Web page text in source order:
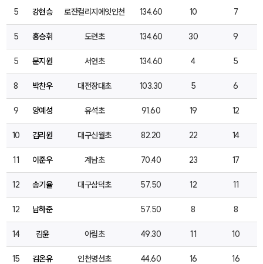
5 강현승 로잔컬리지에잇인천 134.60 10 7
5 홍승휘 도련초 134.60 30 9
5 문지원 서연초 134.60 4 5
8 박찬우 대전장대초 103.30 5 6
9 양예성 유석초 91.60 19 12
10 김리원 대구신월초 82.20 22 14
11 이준우 계남초 70.40 23 17
12 송기율 대구삼덕초 57.50 12 11
12 남하준 57.50 8 8
14 김윤 아림초 49.30 11 10
15 김온유 인천명선초 44.60 16 16